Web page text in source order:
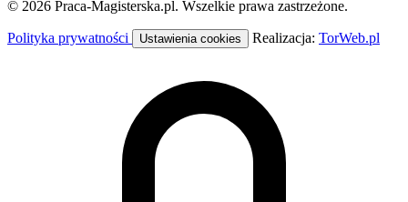
© 2026 Praca-Magisterska.pl. Wszelkie prawa zastrzeżone.
Polityka prywatności Ustawienia cookies Realizacja: TorWeb.pl